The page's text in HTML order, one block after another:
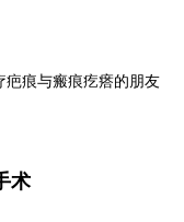
疤痕与瘢痕疙瘩的朋友
术